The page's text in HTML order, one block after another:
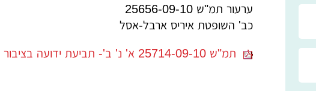
ערעור תמ"ש 25656-09-10
כב' השופטת איריס ארבל-אסל
תמ"ש 25714-09-10 א' נ' ב'- תביעת ידועה בציבור 33 שנים לחלק בעזבון נדחתה